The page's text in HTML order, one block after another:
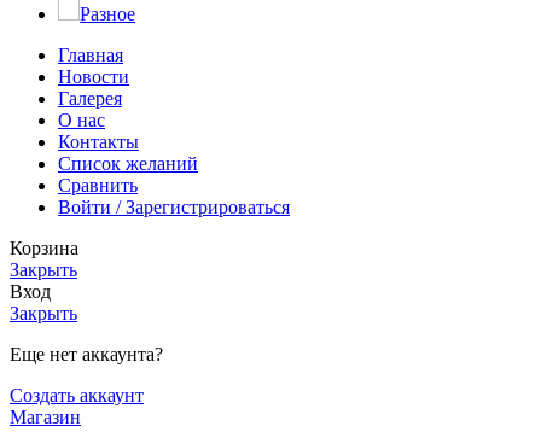
Разное
Главная
Новости
Галерея
О нас
Контакты
Список желаний
Сравнить
Войти / Зарегистрироваться
Корзина
Закрыть
Вход
Закрыть
Еще нет аккаунта?
Создать аккаунт
Магазин